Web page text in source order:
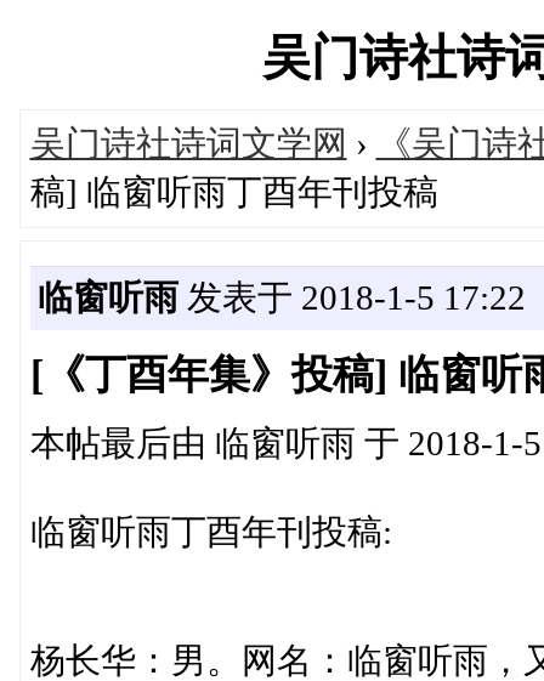
吴门诗社诗
吴门诗社诗词文学网 ›
《吴门诗
稿] 临窗听雨丁酉年刊投稿
临窗听雨发表于 2018-1-5 17:22
[《丁酉年集》投稿] 临窗听
本帖最后由 临窗听雨 于 2018-1-
临窗听雨丁酉年刊投稿:
杨长华：男。网名：临窗听雨，